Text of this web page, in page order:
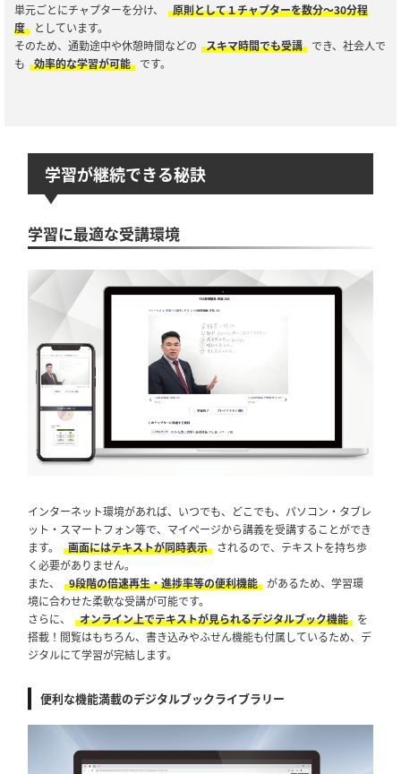
単元ごとにチャプターを分け、
原則として１チャプターを数分～30分程
度
としています。
そのため、通勤途中や休憩時間などの
スキマ時間でも受講
でき、社会人で
も
効率的な学習が可能 です。
学習が継続できる秘訣
学習に最適な受講環境
インターネット環境があれば、いつでも、どこでも、パソコン・タブレ
ット・スマートフォン等で、マイページから講義を受講することができ
ます。
画面にはテキストが同時表示
されるので、テキストを持ち歩
く必要がありません。
また、
9段階の倍速再生・進捗率等の便利機能 があるため、学習環
境に合わせた柔軟な受講が可能です。
さらに、
オンライン上でテキストが見られるデジタルブック機能
を
搭載！閲覧はもちろん、書き込みやふせん機能も付属しているため、デ
ジタルにて学習が完結します。
便利な機能満載のデジタルブックライブラリー